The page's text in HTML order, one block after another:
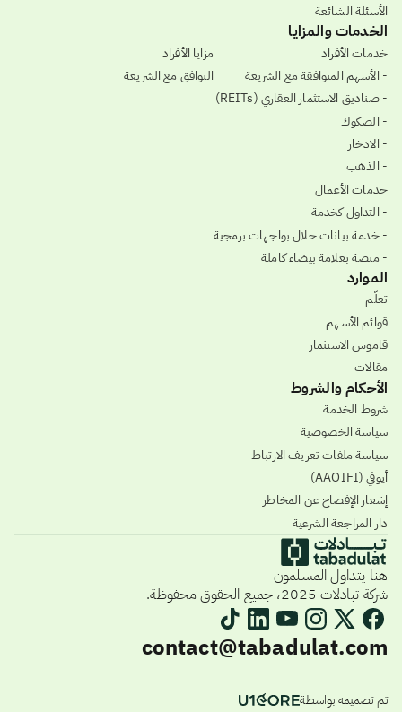
الأسئلة الشائعة
الخدمات والمزايا
خدمات الأفراد
- الأسهم المتوافقة مع الشريعة
- صناديق الاستثمار العقاري (REITs)
- الصكوك
- الادخار
- الذهب
خدمات الأعمال
- التداول كخدمة
- خدمة بيانات حلال بواجهات برمجية
- منصة بعلامة بيضاء كاملة
مزايا الأفراد
التوافق مع الشريعة
الموارد
تعلّم
قوائم الأسهم
قاموس الاستثمار
مقالات
الأحكام والشروط
شروط الخدمة
سياسة الخصوصية
سياسة ملفات تعريف الارتباط
أيوفي (AAOIFI)
إشعار الإفصاح عن المخاطر
دار المراجعة الشرعية
هنا يتداول المسلمون
شركة تبادلات 2025، جميع الحقوق محفوظة.
contact@tabadulat.com
تم تصميمه بواسطة